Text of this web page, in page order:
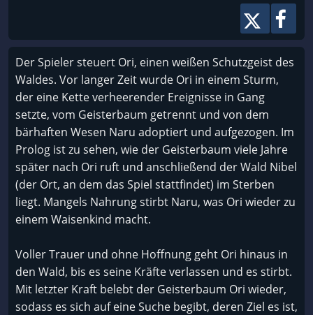
Der Spieler steuert Ori, einen weißen Schutzgeist des
Waldes. Vor langer Zeit wurde Ori in einem Sturm,
der eine Kette verheerender Ereignisse in Gang
setzte, vom Geisterbaum getrennt und von dem
bärhaften Wesen Naru adoptiert und aufgezogen. Im
Prolog ist zu sehen, wie der Geisterbaum viele Jahre
später nach Ori ruft und anschließend der Wald Nibel
(der Ort, an dem das Spiel stattfindet) im Sterben
liegt. Mangels Nahrung stirbt Naru, was Ori wieder zu
einem Waisenkind macht.
Voller Trauer und ohne Hoffnung geht Ori hinaus in
den Wald, bis es seine Kräfte verlassen und es stirbt.
Mit letzter Kraft belebt der Geisterbaum Ori wieder,
sodass es sich auf eine Suche begibt, deren Ziel es ist,